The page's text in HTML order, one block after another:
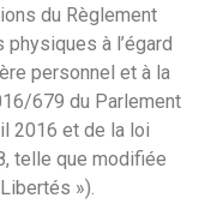
du Règlement
à l’égard
personnel et à la
679 du Parlement
2016 et de la loi
telle que modifiée
»).